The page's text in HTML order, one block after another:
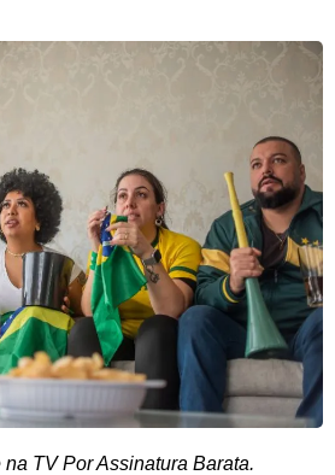
TV Por Assinatura Barata.